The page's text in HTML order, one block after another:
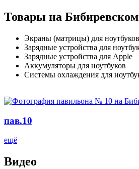
Товары на
Экраны (матрицы) для ноутбуков
Зарядные устройства для
Зарядные устройства для Apple
Аккумуляторы для ноутбуков
Системы охлаждения для
пав.10
ещё
Видео